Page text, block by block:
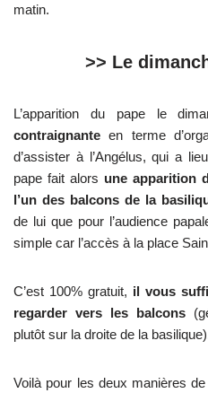
matin.
>> Le
L’apparition du pape le
contraignante en terme
d’assister à l’Angélus, qui a
pape fait alors une apparition
l’un des balcons de la
de lui que pour l’audience
simple car l’accès à la place
C’est 100% gratuit, il vous
regarder vers les balcons
plutôt sur la droite de la
Voilà pour les deux manières